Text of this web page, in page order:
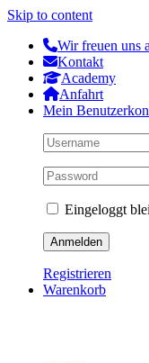
Skip to content
Wir freuen uns
Kontakt
Academy
Anfahrt
Mein
Eingeloggt
Registrieren
Warenkorb